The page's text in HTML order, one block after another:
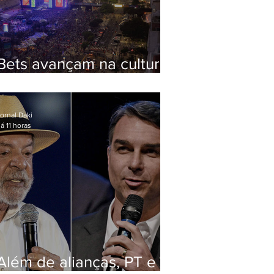
avançam na cultura
para artistas
de alianças, PT e
Daki
11 horas